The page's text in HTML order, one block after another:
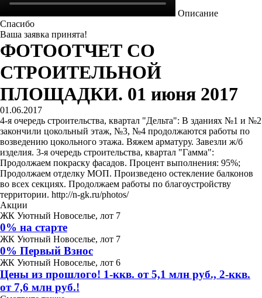
Описание
Спасибо
Ваша заявка принята!
ФОТООТЧЕТ СО
СТРОИТЕЛЬНОЙ
ПЛОЩАДКИ. 01 июня 2017
01.06.2017
4-я очередь строительства, квартал "Дельта": В зданиях №1 и №2
закончили цокольный этаж, №3, №4 продолжаются работы по
возведению цокольного этажа. Вяжем арматуру. Завезли ж/б
изделия. 3-я очередь строительства, квартал "Гамма":
Продолжаем покраску фасадов. Процент выполнения: 95%;
Продолжаем отделку МОП. Произведено остекление балконов
во всех секциях. Продолжаем работы по благоустройству
территории. http://n-gk.ru/photos/
Акции
ЖК Уютный Новоселье, лот 7
0% на старте
ЖК Уютный Новоселье, лот 7
0% Первый Взнос
ЖК Уютный Новоселье, лот 6
Цены из прошлого! 1-ккв. от 5,1 млн руб., 2-ккв.
от 7,6 млн руб.!